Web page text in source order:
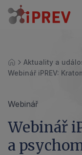
ÚvodAktuality a
Webinář iPREV:
Webinář
Webinář
a